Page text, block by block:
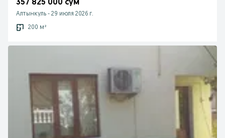
357 825 000 сум
Алтынкуль - 29 июля 2026 г.
200 м²